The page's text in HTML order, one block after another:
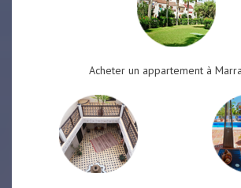
Acheter un appartement à